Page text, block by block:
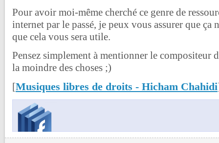
Pour avoir moi-même cherché ce genre de
internet par le passé, je peux vous assurer que ça
que cela vous sera utile.
Pensez simplement à mentionner le compositeur
la moindre des choses ;)
[Musiques libres de droits - Hicham Chahidi